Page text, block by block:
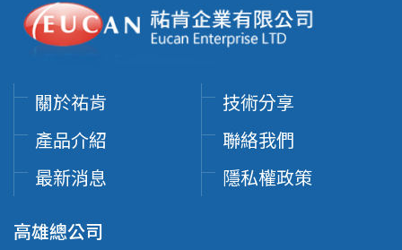
關於祐肯
產品介紹
最新消息
技術分享
聯絡我們
隱私權政策
高雄總公司